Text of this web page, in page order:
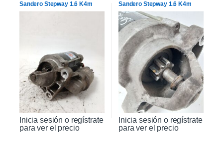
Sandero Stepway 1.6 K4m
Original
Inicia sesión o regístrate
para ver el precio
Sandero Stepway 1.6 K4m
Inicia sesión o regístrate
para ver el precio